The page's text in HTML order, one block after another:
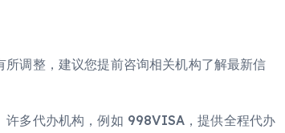
调整，建议您提前咨询相关机构了解最新信
许多代办机构，例如 998VISA，提供全程代办